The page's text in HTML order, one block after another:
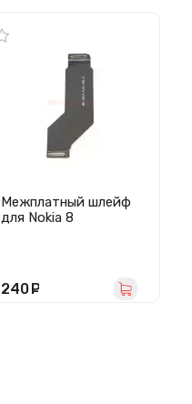
Межплатный шлейф
для Nokia 8
240